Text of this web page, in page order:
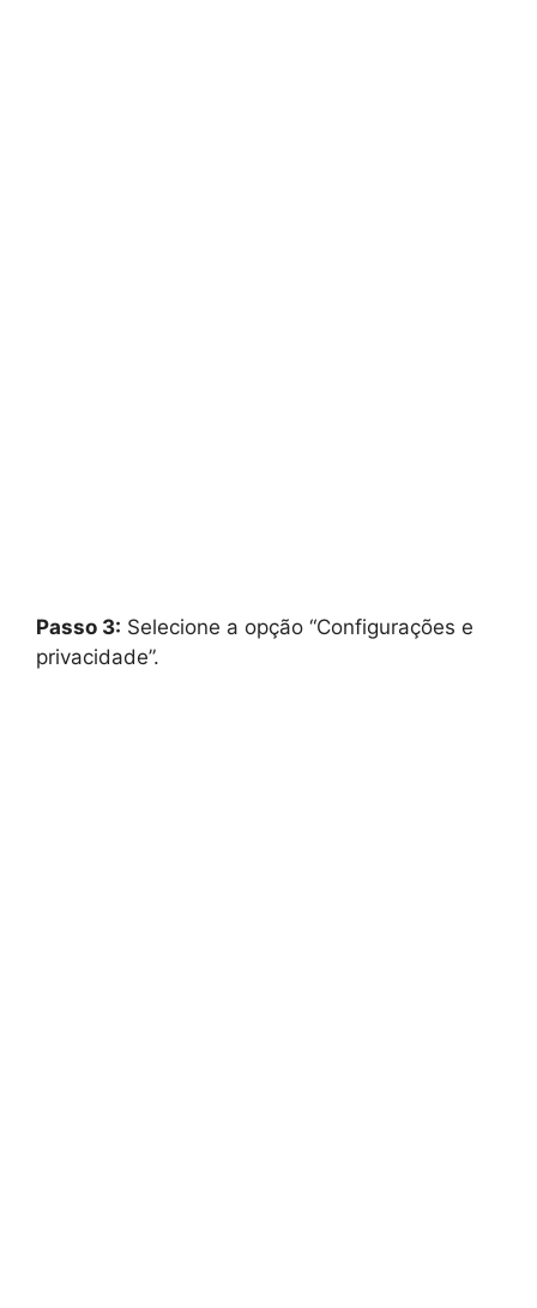
Passo 3: Selecione a opção “Configurações e
privacidade”.